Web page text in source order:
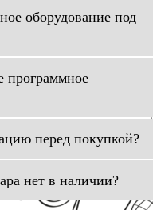
оборудование под
программное
перед покупкой?
нет в наличии?